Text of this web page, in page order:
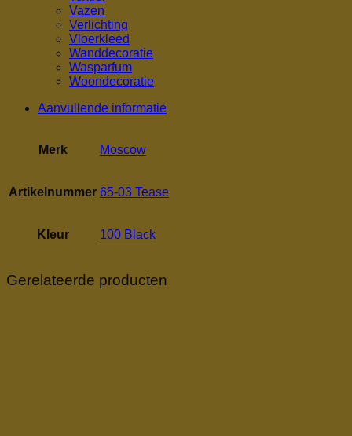
Vazen
Verlichting
Vloerkleed
Wanddecoratie
Wasparfum
Woondecoratie
Aanvullende informatie
Merk Moscow
Artikelnummer 65-03 Tease
Kleur 100 Black
Gerelateerde producten